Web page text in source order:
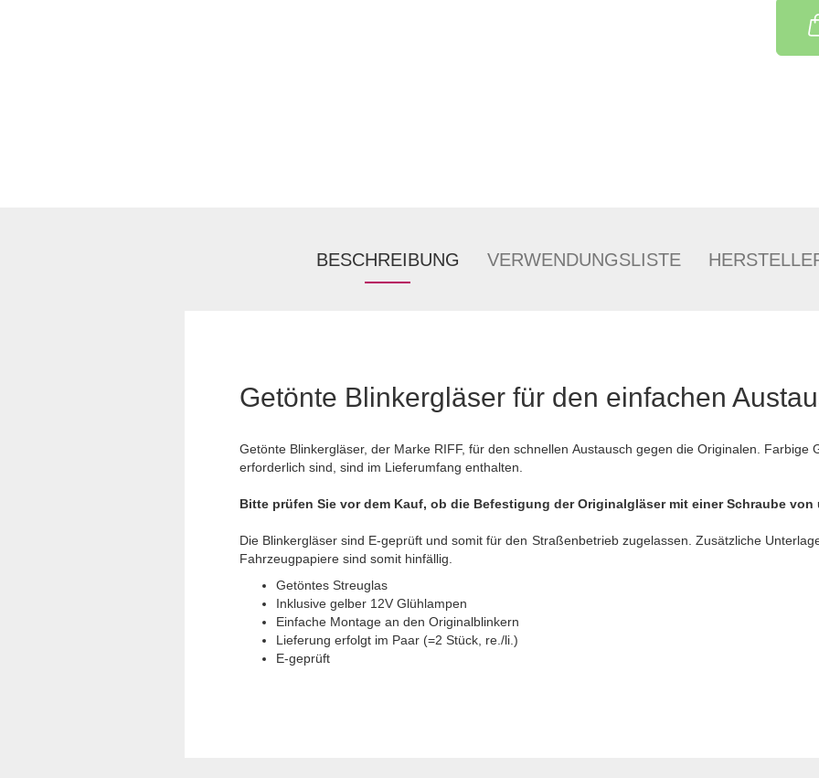
BESCHREIBUNG VERWENDUNGSLISTE
Getönte Blinkergläser für den einfachen
Getönte Blinkergläser, der Marke RIFF, für den schnellen Austausch gegen die Originalen. Farbige
erforderlich sind, sind im Lieferumfang enthalten.
Bitte prüfen Sie vor dem Kauf, ob die Befestigung der Originalgläser mit einer Schraube
Die Blinkergläser sind E-geprüft und somit für den Straßenbetrieb zugelassen. Zusätzliche
Fahrzeugpapiere sind somit hinfällig.
Getöntes Streuglas
Inklusive gelber 12V Glühlampen
Einfache Montage an den Originalblinkern
Lieferung erfolgt im Paar (=2 Stück, re./li.)
E-geprüft